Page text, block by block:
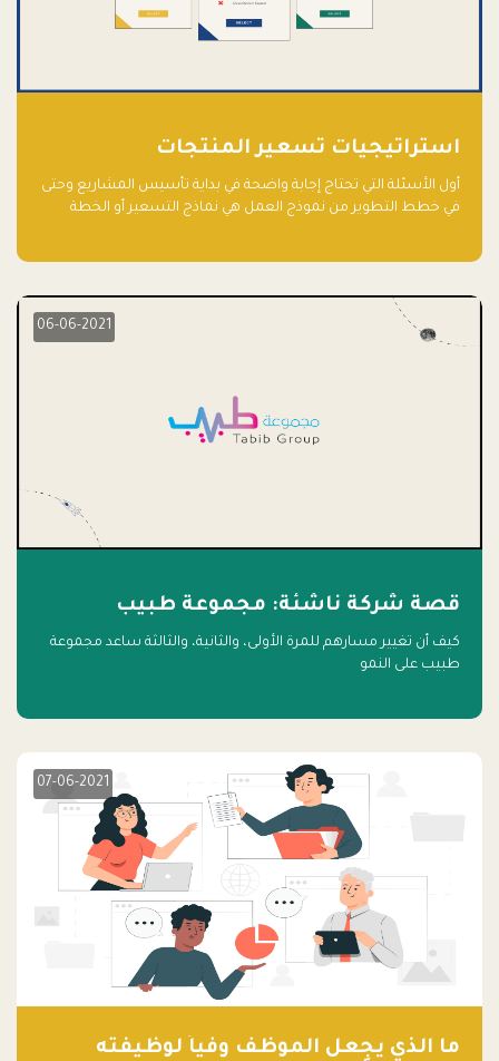
استراتيجيات تسعير المنتجات
أول الأسئلة التي تحتاج إجابة واضحة في بداية تأسيس المشاريع وحتى
في خطط التطوير من نموذج العمل هي نماذج التسعير أو الخطة
06-06-2021
قصة شركة ناشئة: مجموعة طبيب
كيف أن تغيير مسارهم للمرة الأولى، والثانية، والثالثة ساعد مجموعة
طبيب على النمو
07-06-2021
ما الذي يجعل الموظف وفياً لوظيفته